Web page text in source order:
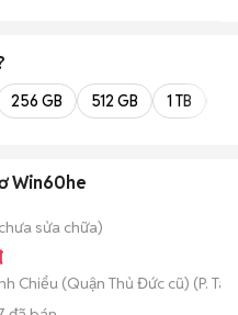
256 GB 512 GB 1 TB
Win60he
sửa chữa)
Chiểu (Quận Thủ Đức cũ) (P.